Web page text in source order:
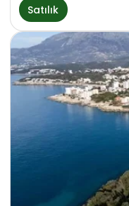
Satılık